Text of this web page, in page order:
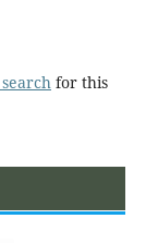
for this